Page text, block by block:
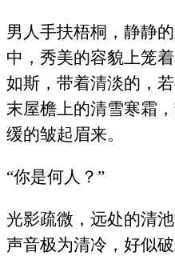
男人手扶梧桐，静静
中，秀美的容貌上笼
如斯，带着清淡的，
末屋檐上的清雪寒霜
缓的皱起眉来。
“你是何人？”
光影疏微，远处的清
声音极为清冷，好似